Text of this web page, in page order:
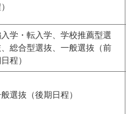
学・転入学、学校推薦型選
総合型選抜、一般選抜（前
程）
選抜（後期日程）